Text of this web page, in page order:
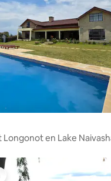
Longonot en Lake